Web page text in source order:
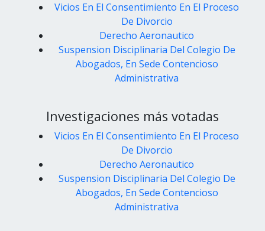
Vicios En El Consentimiento En El Proceso
De Divorcio
Derecho Aeronautico
Suspension Disciplinaria Del Colegio De
Abogados, En Sede Contencioso
Administrativa
Investigaciones más votadas
Vicios En El Consentimiento En El Proceso
De Divorcio
Derecho Aeronautico
Suspension Disciplinaria Del Colegio De
Abogados, En Sede Contencioso
Administrativa